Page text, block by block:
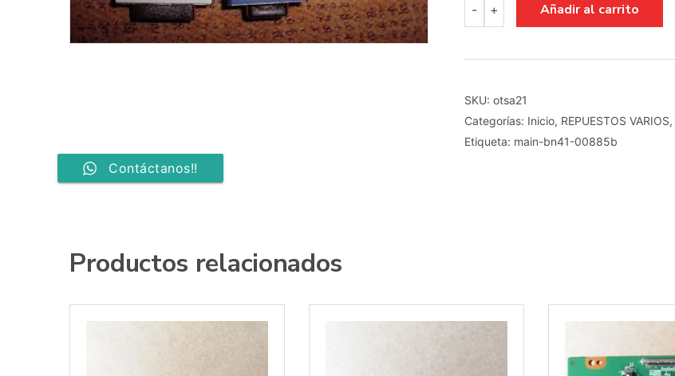
-
bn41-
00885b
+ Añadir al carrito
SKU: otsa21
Categorías: Inicio, REPUESTOS VARIOS,
Etiqueta: main-bn41-00885b
Contáctanos!!
Productos relacionados